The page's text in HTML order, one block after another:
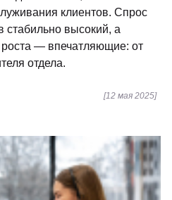
клиентов. Спрос
стабильно высокий, а
роста — впечатляющие: от
отдела.
[12 мая 2025]